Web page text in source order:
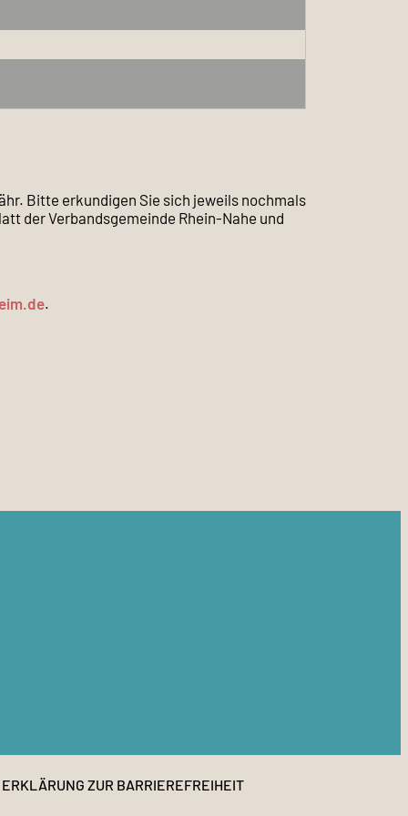
Bitte erkundigen Sie sich jeweils nochmals
der Verbandsgemeinde Rhein-Nahe und
.
ERKLÄRUNG ZUR BARRIEREFREIHEIT